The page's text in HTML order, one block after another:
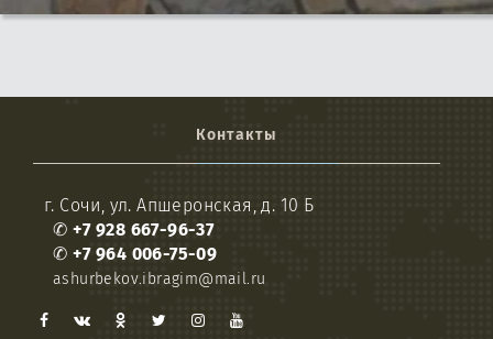
Контакты
г. Сочи, ул. Апшеронская, д. 10 Б
✆ +7 928 667-96-37
✆ +7 964 006-75-09
ashurbekov.ibragim@mail.ru